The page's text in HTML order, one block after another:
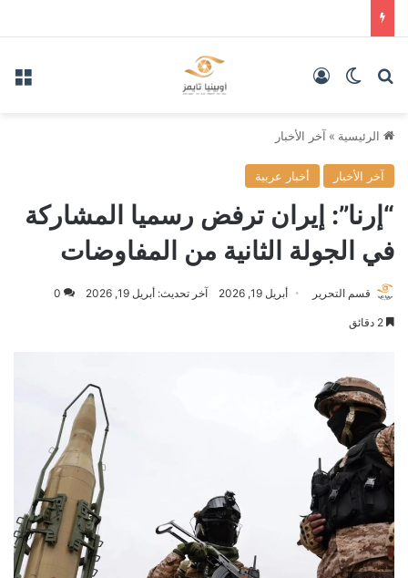
بحث عنالوضع المظلم
الرئيسية » آخر الأخبار
آخر الأخبار أخبار عربية
“إرنا”: إيران ترفض رسميا المشاركة
في الجولة الثانية من المفاوضات
قسم التحرير أبريل 19, 2026 آخر تحديث: أبريل 19, 2026 0